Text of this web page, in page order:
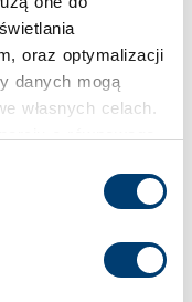
oraz optymalizacji
danych mogą
własnych celach.
chwili ze